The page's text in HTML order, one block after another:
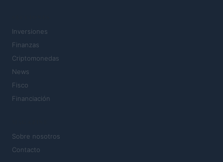
Inversiones
Finanzas
Criptomonedas
News
Fisco
Financiación
Sobre nosotros
Contacto